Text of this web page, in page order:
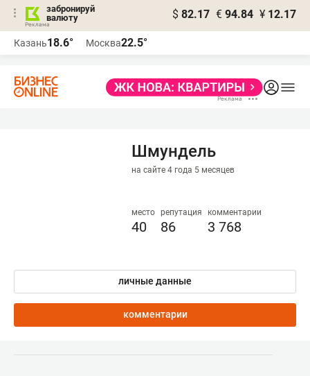
забронируй
валюту
$ 82.17 € 94.84 ¥ 12.17
Казань18.6° Москва22.5°
Шмундель
на сайте 4 года 5 месяцев
место
40
репутация
86
комментарии
3 768
личные данные
комментарии